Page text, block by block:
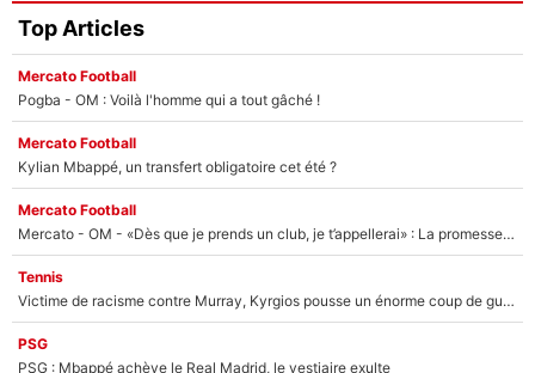
Top Articles
Mercato Football
Pogba - OM : Voilà l'homme qui a tout gâché !
Mercato Football
Kylian Mbappé, un transfert obligatoire cet été ?
Mercato Football
Mercato - OM - «Dès que je prends un club, je t’appellerai» : La promesse de Marcelino au moment de claquer la porte
Tennis
Victime de racisme contre Murray, Kyrgios pousse un énorme coup de gueule !
PSG
PSG : Mbappé achève le Real Madrid, le vestiaire exulte